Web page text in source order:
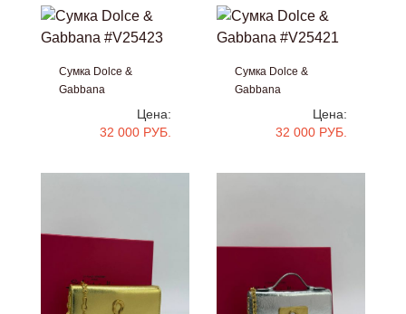
Сумка Dolce &
Gabbana
Цена:
32 000 РУБ.
Сумка Dolce &
Gabbana
Цена:
32 000 РУБ.